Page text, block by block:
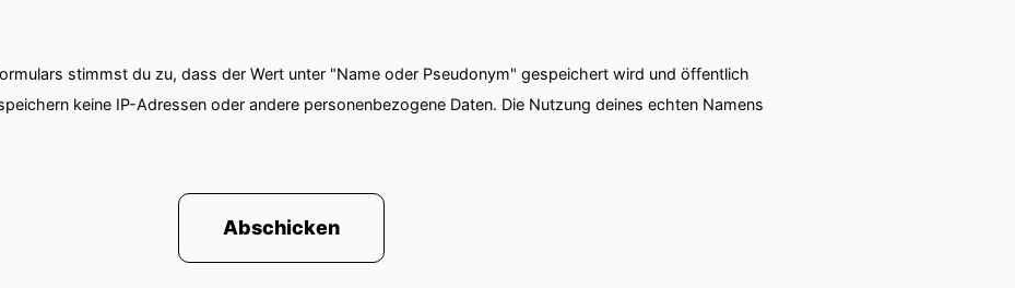
stimmst du zu, dass der Wert unter "Name oder Pseudonym" gespeichert wird und öffentlich
keine IP-Adressen oder andere personenbezogene Daten. Die Nutzung deines echten Namens
Abschicken